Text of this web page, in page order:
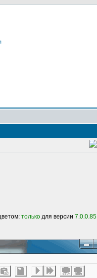
только для версии 7.0.0.85